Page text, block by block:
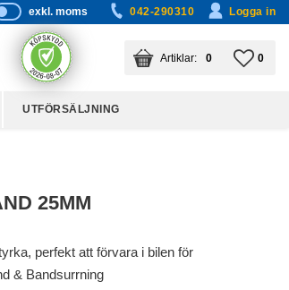
exkl. moms 042-290310 Logga in
0
KUNDVAGN
ANTAL PRODUKTER:
0
UTFÖRSÄLJNING
25MM
perfekt att förvara i bilen för
& Bandsurrning